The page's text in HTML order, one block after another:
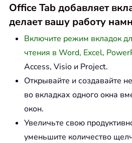
Office Tab добавляет
делает вашу работу
Включите режим вкладок
чтения в Word, Excel,
Access, Visio и Project.
Открывайте и создавайте
во вкладках одного окна
окон.
Увеличьте свою
уменьшите количество